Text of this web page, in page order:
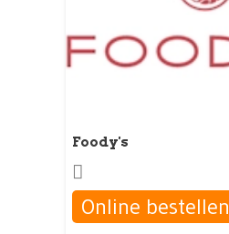
Foody's
Online bestellen